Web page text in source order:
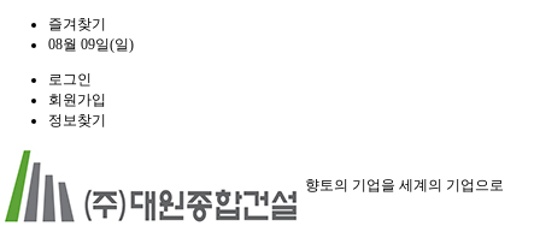
즐겨찾기
08월 09일(일)
로그인
회원가입
정보찾기
향토의 기업을 세계의 기업으로